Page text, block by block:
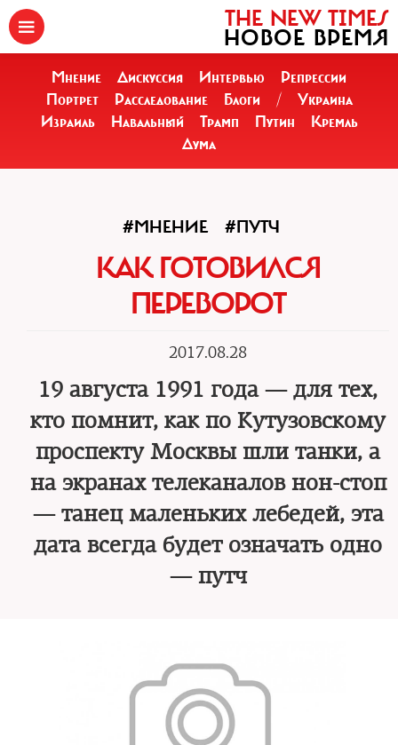
THE NEW TIMES
НОВОЕ ВРЕМЯ
Мнение Дискуссия Интервью
Репрессии
Портрет
Расследование Блоги /
Украина
Израиль
Навальный Трамп Путин
Кремль
Дума
#МНЕНИЕ #ПУТЧ
КАК ГОТОВИЛСЯ
ПЕРЕВОРОТ
2017.08.28
19 августа 1991 года — для тех,
кто помнит, как по Кутузовскому
проспекту Москвы шли танки, а
на экранах телеканалов нон-стоп
— танец маленьких лебедей, эта
дата всегда будет означать одно
— путч